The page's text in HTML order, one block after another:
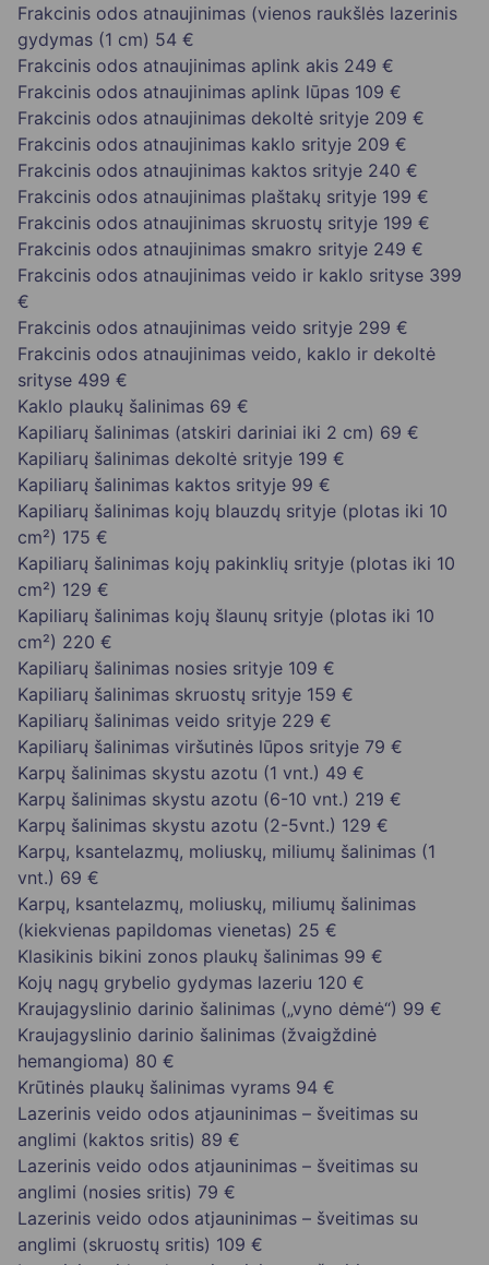
Frakcinis odos atnaujinimas (vienos raukšlės lazerinis
gydymas (1 cm) 54 €
Frakcinis odos atnaujinimas aplink akis 249 €
Frakcinis odos atnaujinimas aplink lūpas 109 €
Frakcinis odos atnaujinimas dekoltė srityje 209 €
Frakcinis odos atnaujinimas kaklo srityje 209 €
Frakcinis odos atnaujinimas kaktos srityje 240 €
Frakcinis odos atnaujinimas plaštakų srityje 199 €
Frakcinis odos atnaujinimas skruostų srityje 199 €
Frakcinis odos atnaujinimas smakro srityje 249 €
Frakcinis odos atnaujinimas veido ir kaklo srityse 399
€
Frakcinis odos atnaujinimas veido srityje 299 €
Frakcinis odos atnaujinimas veido, kaklo ir dekoltė
srityse 499 €
Kaklo plaukų šalinimas 69 €
Kapiliarų šalinimas (atskiri dariniai iki 2 cm) 69 €
Kapiliarų šalinimas dekoltė srityje 199 €
Kapiliarų šalinimas kaktos srityje 99 €
Kapiliarų šalinimas kojų blauzdų srityje (plotas iki 10
cm²) 175 €
Kapiliarų šalinimas kojų pakinklių srityje (plotas iki 10
cm²) 129 €
Kapiliarų šalinimas kojų šlaunų srityje (plotas iki 10
cm²) 220 €
Kapiliarų šalinimas nosies srityje 109 €
Kapiliarų šalinimas skruostų srityje 159 €
Kapiliarų šalinimas veido srityje 229 €
Kapiliarų šalinimas viršutinės lūpos srityje 79 €
Karpų šalinimas skystu azotu (1 vnt.) 49 €
Karpų šalinimas skystu azotu (6-10 vnt.) 219 €
Karpų šalinimas skystu azotu (2-5vnt.) 129 €
Karpų, ksantelazmų, moliuskų, miliumų šalinimas (1
vnt.) 69 €
Karpų, ksantelazmų, moliuskų, miliumų šalinimas
(kiekvienas papildomas vienetas) 25 €
Klasikinis bikini zonos plaukų šalinimas 99 €
Kojų nagų grybelio gydymas lazeriu 120 €
Kraujagyslinio darinio šalinimas („vyno dėmė“) 99 €
Kraujagyslinio darinio šalinimas (žvaigždinė
hemangioma) 80 €
Krūtinės plaukų šalinimas vyrams 94 €
Lazerinis veido odos atjauninimas – šveitimas su
anglimi (kaktos sritis) 89 €
Lazerinis veido odos atjauninimas – šveitimas su
anglimi (nosies sritis) 79 €
Lazerinis veido odos atjauninimas – šveitimas su
anglimi (skruostų sritis) 109 €